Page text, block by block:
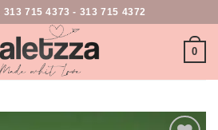
313 715 4373 - 313 715 4372
0